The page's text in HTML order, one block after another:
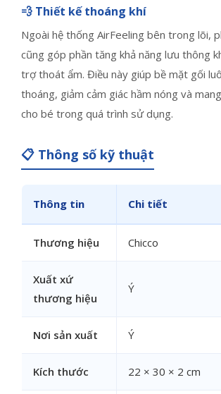
💨 Thiết kế thoáng khí
Ngoài hệ thống AirFeeling bên trong lõi,
cũng góp phần tăng khả năng lưu thông
trợ thoát ẩm. Điều này giúp bề mặt gối
thoáng, giảm cảm giác hầm nóng và
cho bé trong quá trình sử dụng.
📋 Thông số kỹ thuật
Thông tin Chi tiết
Thương hiệu Chicco
Xuất xứ
thương hiệu
Ý
Nơi sản xuất Ý
Kích thước 22 × 30 × 2 cm